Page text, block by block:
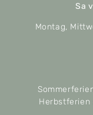
Sa
Montag,